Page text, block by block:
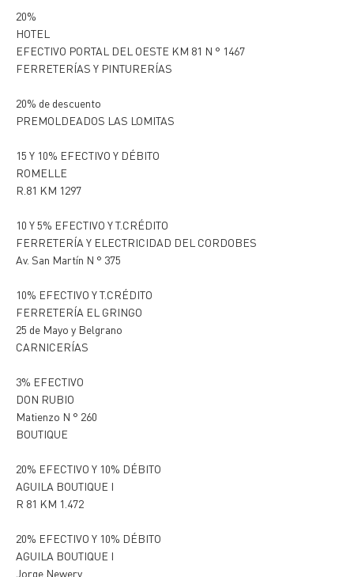
20%
HOTEL
EFECTIVO PORTAL DEL OESTE KM 81 N ° 1467
FERRETERÍAS Y PINTURERÍAS
20% de descuento
PREMOLDEADOS LAS LOMITAS
15 Y 10% EFECTIVO Y DÉBITO
ROMELLE
R.81 KM 1297
10 Y 5% EFECTIVO Y T.CRÉDITO
FERRETERÍA Y ELECTRICIDAD DEL CORDOBES
Av. San Martín N ° 375
10% EFECTIVO Y T.CRÉDITO
FERRETERÍA EL GRINGO
25 de Mayo y Belgrano
CARNICERÍAS
3% EFECTIVO
DON RUBIO
Matienzo N ° 260
BOUTIQUE
20% EFECTIVO Y 10% DÉBITO
AGUILA BOUTIQUE I
R 81 KM 1.472
20% EFECTIVO Y 10% DÉBITO
AGUILA BOUTIQUE I
Jorge Newery